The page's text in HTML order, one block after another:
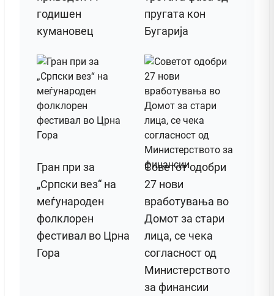
годишен
кумановец
пругата кон
Бугарија
Гран при за
„Српски вез“ на
меѓународен
фолклорен
фестивал во Црна
Гора
Советот одобри
27 нови
вработувања во
Домот за стари
лица, се чека
согласност од
Министерството
за финансии